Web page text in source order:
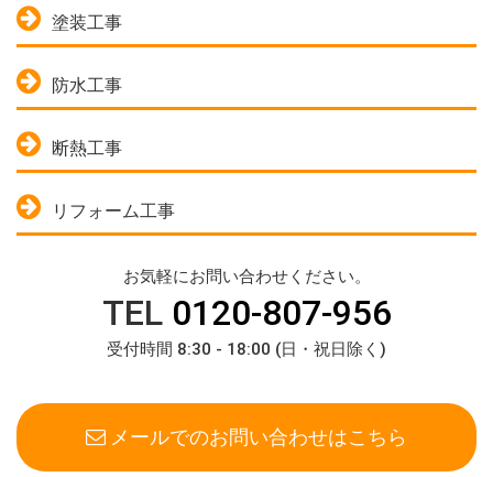
塗装工事
防水工事
断熱工事
リフォーム工事
お気軽にお問い合わせください。
TEL 0120-807-956
受付時間 8:30 - 18:00 (日・祝日除く)
メールでのお問い合わせはこちら